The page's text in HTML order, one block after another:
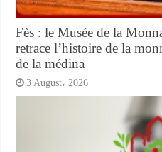
Fès : le Musée de la
retrace l’histoire de la
de la médina
3 August، 2026